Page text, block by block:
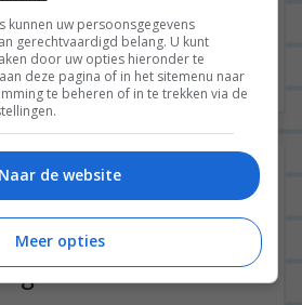
VOLGENDE POST
Vegan kipkorn op een
spinazie en
honing-
”
kunnen uw persoonsgegevens
gerechtvaardigd belang. U kunt
door uw opties hieronder te
deze pagina of in het sitemenu naar
te beheren of in te trekken via de
Naar de website
Meer opties